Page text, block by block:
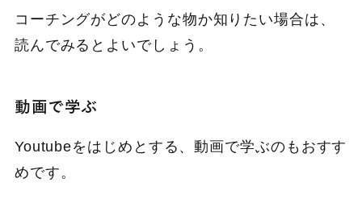
コーチングがどのような物か知りたい場合は、
読んでみるとよいでしょう。
動画で学ぶ
Youtubeをはじめとする、動画で学ぶのもおすす
めです。